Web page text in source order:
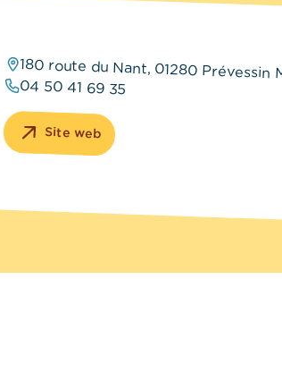
180 route du Nant, 01280 Prévessin
04 50 41 69 35
Site web